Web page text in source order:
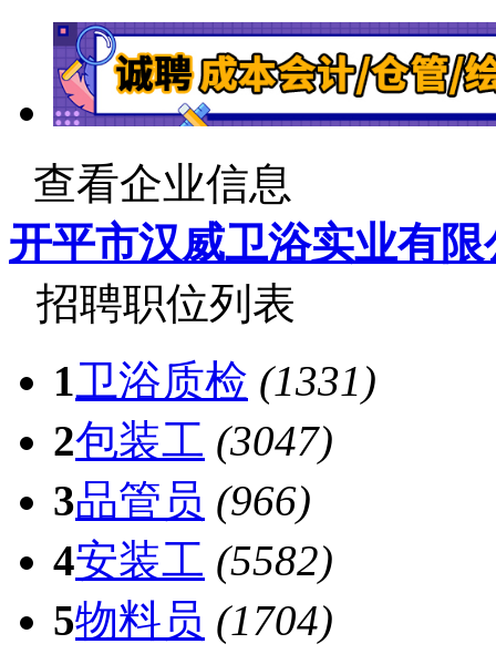
查看企业信息
开平市汉威卫浴实业有限
招聘职位列表
1 卫浴质检 (1331)
2包装工 (3047)
3品管员 (966)
4安装工 (5582)
5物料员 (1704)